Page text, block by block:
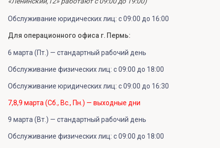
Обслуживание юридических лиц: с 09:00 до 16:00
Для операционного офиса г. Пермь:
6 марта (Пт.) — стандартный рабочий день
Обслуживание физических лиц: с 09:00 до 18:00
Обслуживание юридических лиц: с 09:00 до 16:30
7,8,9 марта (Сб., Вс., Пн.) — выходные дни
9 марта (Вт.) — стандартный рабочий день
Обслуживание физических лиц: с 09:00 до 18:00